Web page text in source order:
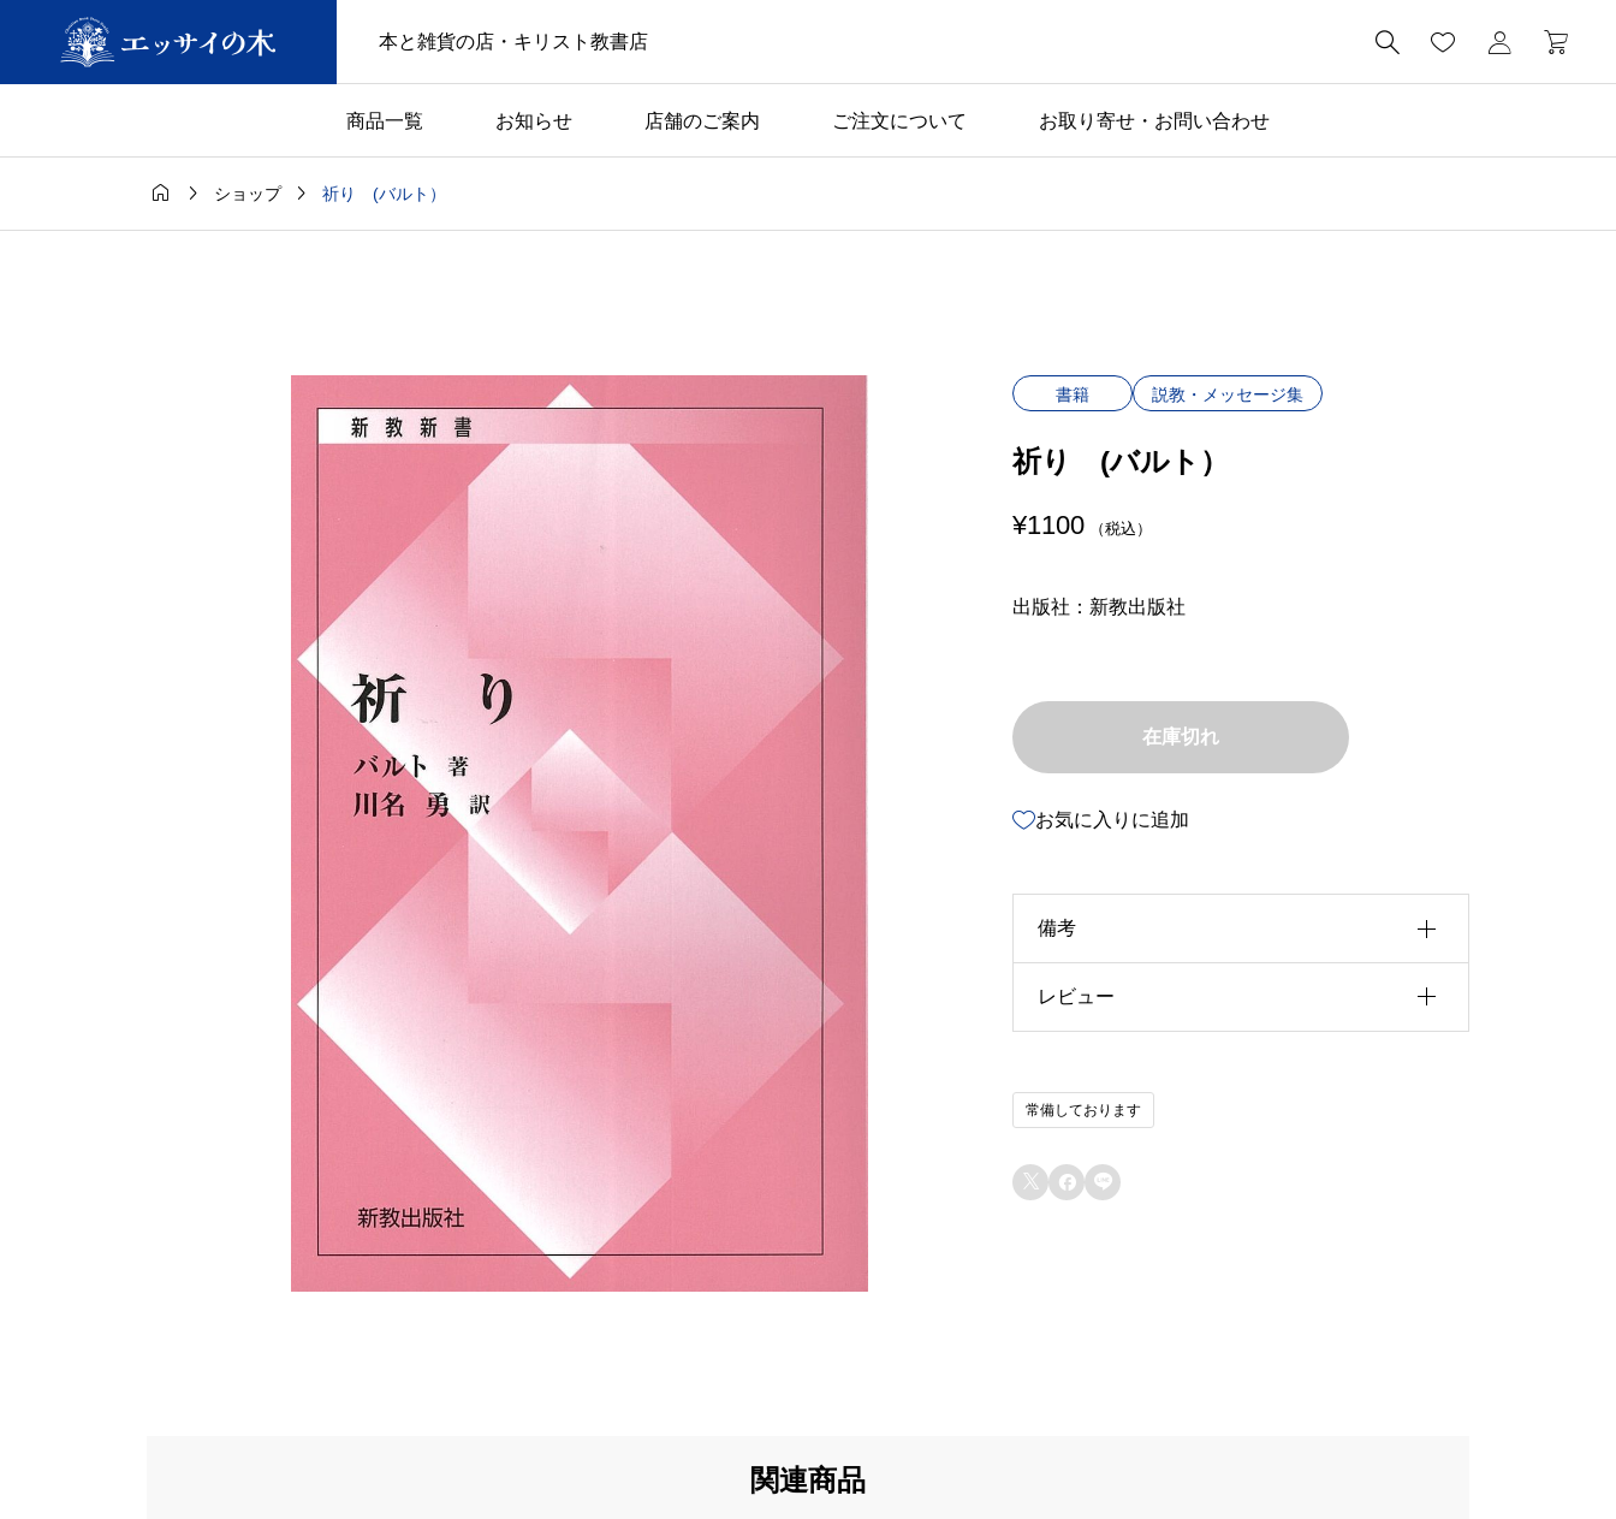
本と雑貨の店・キリスト教書店 
商品一覧 お知らせ 店舗のご案内 ご注文について お取り寄せ・お問い合わせ
  ショップ  祈り (バルト）
書籍 説教・メッセージ集
祈り (バルト）
¥1100 （税込）
出版社：新教出版社
在庫切れ
お気に入りに追加
備考
u30b5u30a4u30ba
u51fau7248u793e
u642du8f09u6b4cu96c6
レビュー
イン済みのユーザーのみレビューを残すこ
常備しております
  
関連商品